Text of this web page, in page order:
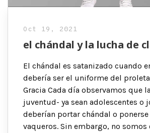
Oct 19, 2021
el chándal y la lucha de
El chándal es satanizado cuando
debería ser el uniforme del
Gracia Cada día observamos que
juventud- ya sean adolescentes o
deberían portar chándal o
vaqueros. Sin embargo, no somos